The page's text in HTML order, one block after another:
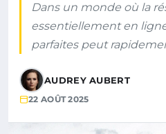
Dans un monde où la
essentiellement en
parfaites peut
AUDREY AUBERT
22 AOÛT 2025